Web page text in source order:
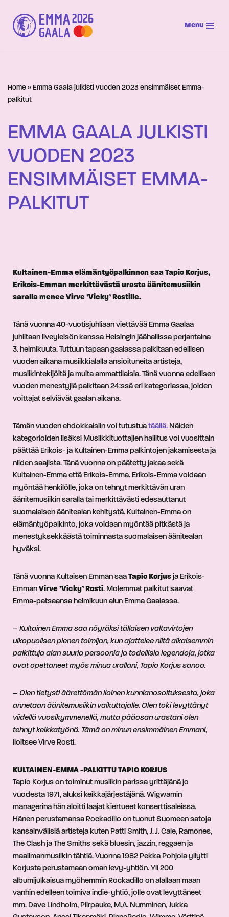
Siirry
suoraan
Menu
Home » Emma Gaala julkisti vuoden 2023 ensimmäiset Emma-
palkitut
EMMA GAALA JULKISTI
VUODEN 2023
ENSIMMÄISET EMMA-
PALKITUT
Kultainen-Emma elämäntyöpalkinnon saa Tapio Korjus,
Erikois-Emman merkittävästä urasta äänitemusiikin
saralla menee Virve ’Vicky’ Rostille.
Tänä vuonna 40-vuotisjuhliaan viettävää Emma Gaalaa
juhlitaan liveyleisön kanssa Helsingin jäähallissa perjantaina
3. helmikuuta. Tuttuun tapaan gaalassa palkitaan edellisen
vuoden aikana musiikkialalla ansioituneita artisteja,
musiikintekijöitä ja muita ammattilaisia. Tänä vuonna edellisen
vuoden menestyjiä palkitaan 24:ssä eri kategoriassa, joiden
voittajat selviävät gaalan aikana.
Tämän vuoden ehdokkaisiin voi tutustua täällä. Näiden
kategorioiden lisäksi Musiikkituottajien hallitus voi vuosittain
päättää Erikois- ja Kultainen-Emma palkintojen jakamisesta ja
niiden saajista. Tänä vuonna on päätetty jakaa sekä
Kultainen-Emma että Erikois-Emma. Erikois-Emma voidaan
myöntää henkilölle, joka on tehnyt merkittävän uran
äänitemusiikin saralla tai merkittävästi edesauttanut
suomalaisen äänitealan kehitystä. Kultainen-Emma on
elämäntyöpalkinto, joka voidaan myöntää pitkästä ja
menestyksekkäästä toiminnasta suomalaisen äänitealan
hyväksi.
Tänä vuonna Kultaisen Emman saa Tapio Korjus ja Erikois-
Emman Virve ’Vicky’ Rosti. Molemmat palkitut saavat
Emma-patsaansa helmikuun alun Emma Gaalassa.
– Kultainen Emma saa nöyräksi tällaisen valtavirtojen
ulkopuolisen pienen toimijan, kun ajattelee niitä aikaisemmin
palkittuja alan suuria persoonia ja todellisia legendoja, jotka
ovat opettaneet myös minua urallani, Tapio Korjus sanoo.
– Olen tietysti äärettömän iloinen kunnianosoituksesta, joka
annetaan äänitemusiikin vaikuttajalle. Olen toki levyttänyt
viidellä vuosikymmenellä, mutta pääosan urastani olen
tehnyt keikkatyönä. Tämä on minun ensimmäinen Emmani,
iloitsee Virve Rosti.
KULTAINEN-EMMA -PALKITTU TAPIO KORJUS
Tapio Korjus on toiminut musiikin parissa yrittäjänä jo
vuodesta 1971, aluksi keikkajärjestäjänä. Wigwamin
managerina hän aloitti laajat kiertueet konserttisaleissa.
Hänen perustamansa Rockadillo on tuonut Suomeen satoja
kansainvälisiä artisteja kuten Patti Smith, J. J. Cale, Ramones,
The Clash ja The Smiths sekä bluesin, jazzin, reggaen ja
maailmanmusiikin tähtiä. Vuonna 1982 Pekka Pohjola yllytti
Korjusta perustamaan oman levy-yhtiön. Yli 200
albumijulkaisua myöhemmin Rockadillo on alallaan maan
vanhin edelleen toimiva indie-yhtiö, jolle ovat levyttäneet
mm. Dave Lindholm, Piirpauke, M.A. Numminen, Jukka